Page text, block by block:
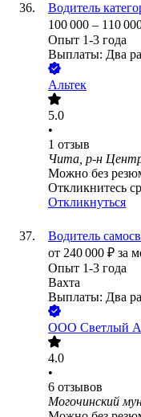
Водитель
100 000 – 110
Опыт 1-3 года
Выплаты: Два
Альтек
5.0
•
1 отзыв
Чита, р-н
Можно без
Откликнитесь
Откликнуться
Водитель
от 240 000 ₽ за
Опыт 1-3 года
Вахта
Выплаты: Два
ООО Светлый
4.0
•
6 отзывов
Могочинский